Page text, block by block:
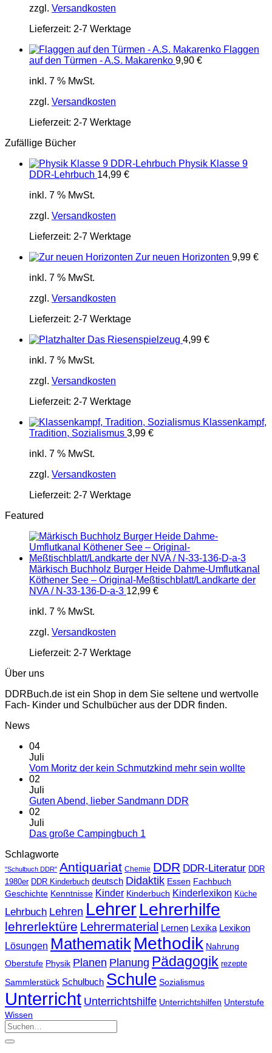
zzgl. Versandkosten
Lieferzeit: 2-7 Werktage
Flaggen
auf den Türmen - A.S. Makarenko 9,90 €
inkl. 7 % MwSt.
zzgl. Versandkosten
Lieferzeit: 2-7 Werktage
Zufällige Bücher
Physik Klasse 9
DDR-Lehrbuch 14,99 €
inkl. 7 % MwSt.
zzgl. Versandkosten
Lieferzeit: 2-7 Werktage
Zur neuen Horizonten 9,99 €
inkl. 7 % MwSt.
zzgl. Versandkosten
Lieferzeit: 2-7 Werktage
Das Riesenspielzeug 4,99 €
inkl. 7 % MwSt.
zzgl. Versandkosten
Lieferzeit: 2-7 Werktage
Klassenkampf,
Tradition, Sozialismus 3,99 €
inkl. 7 % MwSt.
zzgl. Versandkosten
Lieferzeit: 2-7 Werktage
Featured
Märkisch Buchholz Burger Heide Dahme-Umflutkanal
Köthener See – Original-Meßtischblatt/Landkarte der
NVA / N-33-136-D-a-3 12,99 €
inkl. 7 % MwSt.
zzgl. Versandkosten
Lieferzeit: 2-7 Werktage
Über uns
DDRBuch.de ist ein Shop in dem Sie seltene und wertvolle
Fach- Kinder und Schulbücher aus der DDR finden.
News
04
Juli
Vom Moritz der kein Schmutzkind mehr sein wollte
02
Juli
Guten Abend, lieber Sandmann DDR
02
Juli
Das große Campingbuch 1
Schlagworte
"Schulbuch DDR" Antiquariat Chemie DDR DDR-Literatur DDR
1980er DDR Kinderbuch deutsch Didaktik Essen Fachbuch
Geschichte Kenntnisse Kinder Kinderbuch Kinderlexikon Küche
Lehrbuch Lehren LehrerLehrerhilfe
lehrerlektüre Lehrermaterial Lernen Lexika Lexikon
Lösungen Mathematik Methodik Nahrung
Oberstufe Physik Planen Planung Pädagogik rezepte
Sammlerstück Schulbuch Schule Sozialismus
Unterricht Unterrichtshilfe Unterrichtshilfen Unterstufe
Wissen
Suchen
nach: